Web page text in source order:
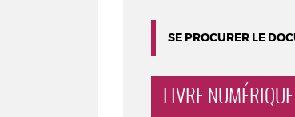
SE PROCURER LE
LIVRE